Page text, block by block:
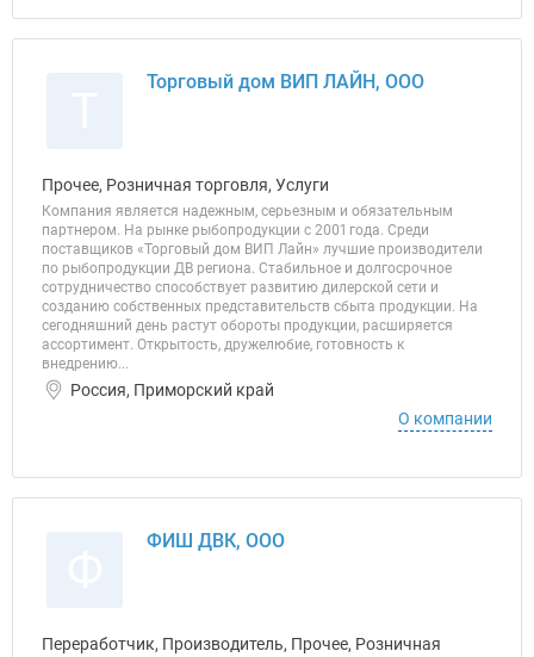
Торговый дом ВИП ЛАЙН, ООО
Прочее, Розничная торговля, Услуги
Компания является надежным, серьезным и обязательным
партнером. На рынке рыбопродукции с 2001 года. Среди
поставщиков «Торговый дом ВИП Лайн» лучшие производители
по рыбопродукции ДВ региона. Стабильное и долгосрочное
сотрудничество способствует развитию дилерской сети и
созданию собственных представительств сбыта продукции. На
сегодняшний день растут обороты продукции, расширяется
ассортимент. Открытость, дружелюбие, готовность к
внедрению...
Россия, Приморский край
О компании
ФИШ ДВК, ООО
Переработчик, Производитель, Прочее, Розничная